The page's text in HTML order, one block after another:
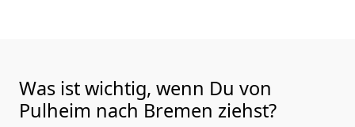
Was ist wichtig, wenn Du von
Pulheim nach Bremen ziehst?